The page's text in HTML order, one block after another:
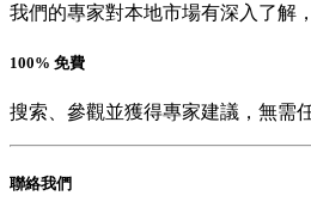
我們的專家對本地市場有深入了解
100% 免費
搜索、參觀並獲得專家建議，無需
聯絡我們